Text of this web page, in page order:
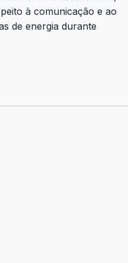
à comunicação e ao
de energia durante